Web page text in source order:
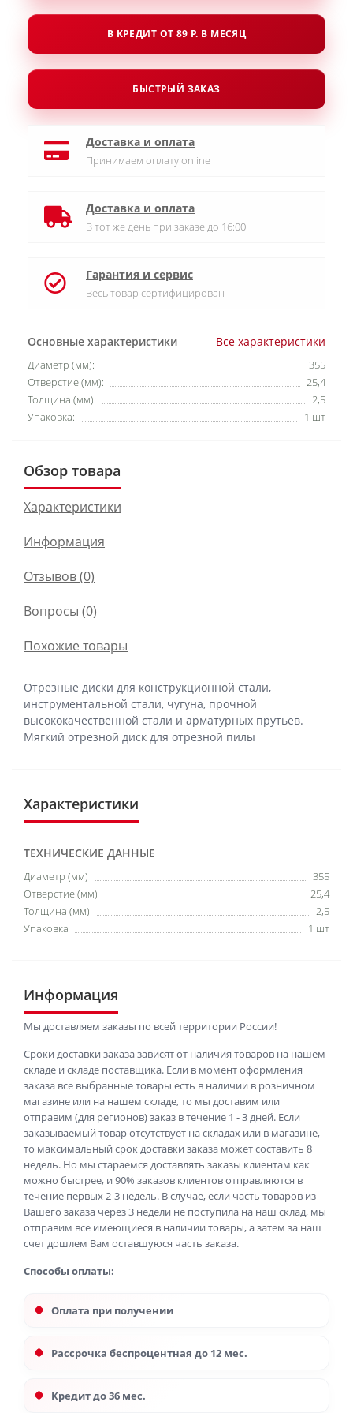
Основные характеристики Все характеристики
Диаметр (мм):
355
Отверстие (мм):
25,4
Толщина (мм):
2,5
Упаковка:
1 шт
В КРЕДИТ ОТ 89 Р. В МЕСЯЦ
БЫСТРЫЙ ЗАКАЗ
Доставка и оплата
Принимаем оплату online
Доставка и оплата
В тот же день при заказе до 16:00
Гарантия и сервис
Весь товар сертифицирован
Обзор товара
Характеристики
Информация
Отзывов (0)
Вопросы (0)
Похожие товары
Отрезные диски для конструкционной стали,
инструментальной стали, чугуна, прочной
высококачественной стали и арматурных прутьев.
Мягкий отрезной диск для отрезной пилы
Характеристики
ТЕХНИЧЕСКИЕ ДАННЫЕ
Диаметр (мм)
355
Отверстие (мм)
25,4
Толщина (мм)
2,5
Упаковка
1 шт
Информация
Мы доставляем заказы по всей территории России!
Сроки доставки заказа зависят от наличия товаров на нашем
складе и складе поставщика. Если в момент оформления
заказа все выбранные товары есть в наличии в розничном
магазине или на нашем складе, то мы доставим или
отправим (для регионов) заказ в течение 1 - 3 дней. Если
заказываемый товар отсутствует на складах или в магазине,
то максимальный срок доставки заказа может составить 8
недель. Но мы стараемся доставлять заказы клиентам как
можно быстрее, и 90% заказов клиентов отправляются в
течение первых 2-3 недель. В случае, если часть товаров из
Вашего заказа через 3 недели не поступила на наш склад, мы
отправим все имеющиеся в наличии товары, а затем за наш
счет дошлем Вам оставшуюся часть заказа.
Способы оплаты:
Оплата при получении
Рассрочка беспроцентная до 12 мес.
Кредит до 36 мес.